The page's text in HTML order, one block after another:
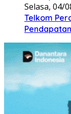
Selasa, 04/
Telkom